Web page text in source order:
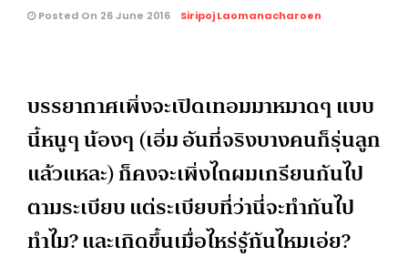
Posted On 26 June 2016 Siripoj Laomanacharoen
บรรยากาศเพิ่งจะเปิดเทอมมาหมาดๆ แบบ
นี้หนูๆ น้องๆ (เอิ่ม อันที่จริงบางคนก็รุ่นลูก
แล้วแหละ) ก็คงจะเพิ่งไถผมเกรียนกันไป
ตามระเบียบ แต่ระเบียบที่ว่านี่จะทำกันไป
ทำไม? และเกิดขึ้นเมื่อไหร่รู้กันไหมเอ่ย?